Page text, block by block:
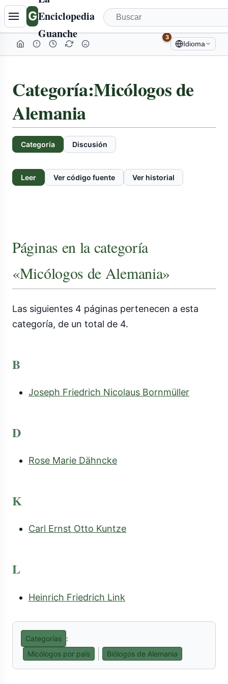
GEnciclopedia
Guanche
3
Idioma
Categoría:Micólogos de
Alemania
Categoría Discusión
Leer Ver código fuente Ver historial
Páginas en la categoría
«Micólogos de Alemania»
Las siguientes 4 páginas pertenecen a esta
categoría, de un total de 4.
B
Joseph Friedrich Nicolaus Bornmüller
D
Rose Marie Dähncke
K
Carl Ernst Otto Kuntze
L
Heinrich Friedrich Link
Categorías :
Micólogos por país
Biólogos de Alemania